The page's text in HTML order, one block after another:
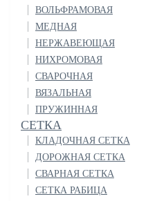
ВОЛЬФРАМОВАЯ
МЕДНАЯ
НЕРЖАВЕЮЩАЯ
НИХРОМОВАЯ
СВАРОЧНАЯ
ВЯЗАЛЬНАЯ
ПРУЖИННАЯ
СЕТКА
КЛАДОЧНАЯ СЕТКА
ДОРОЖНАЯ СЕТКА
СВАРНАЯ СЕТКА
СЕТКА РАБИЦА